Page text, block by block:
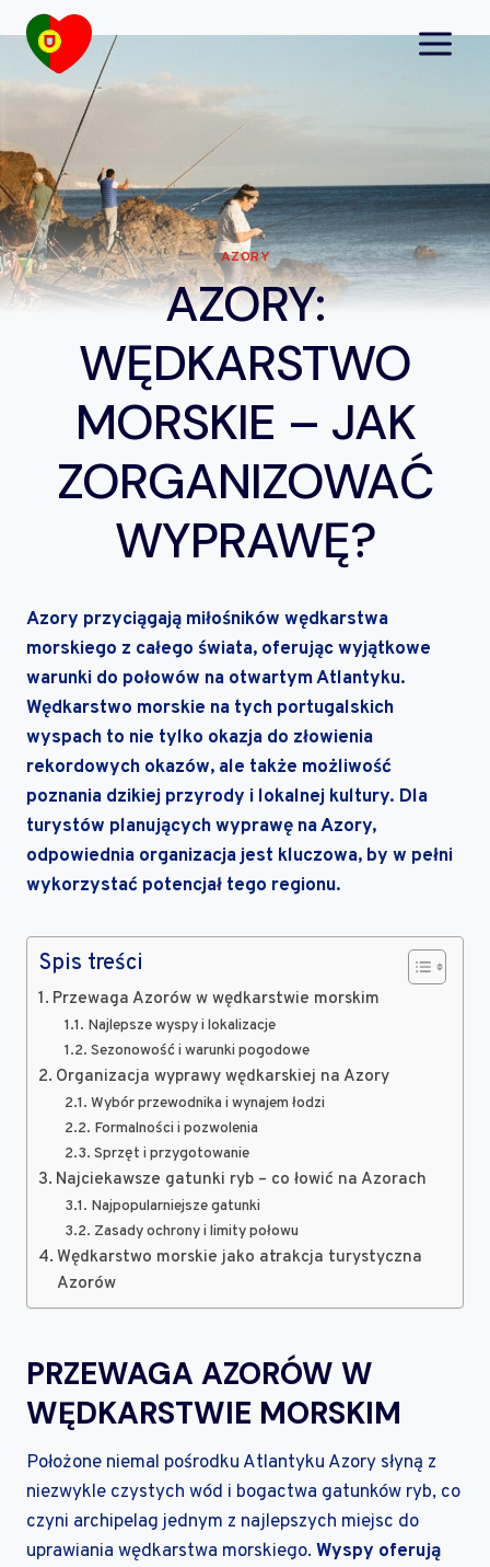
Przejdź
do
treści
AZORY
AZORY:
WĘDKARSTWO
MORSKIE – JAK
ZORGANIZOWAĆ
WYPRAWĘ?
Azory przyciągają miłośników wędkarstwa
morskiego z całego świata, oferując wyjątkowe
warunki do połowów na otwartym Atlantyku.
Wędkarstwo morskie na tych portugalskich
wyspach to nie tylko okazja do złowienia
rekordowych okazów, ale także możliwość
poznania dzikiej przyrody i lokalnej kultury. Dla
turystów planujących wyprawę na Azory,
odpowiednia organizacja jest kluczowa, by w pełni
wykorzystać potencjał tego regionu.
Spis treści
Przewaga Azorów w wędkarstwie morskim
Najlepsze wyspy i lokalizacje
Sezonowość i warunki pogodowe
Organizacja wyprawy wędkarskiej na Azory
Wybór przewodnika i wynajem łodzi
Formalności i pozwolenia
Sprzęt i przygotowanie
Najciekawsze gatunki ryb – co łowić na Azorach
Najpopularniejsze gatunki
Zasady ochrony i limity połowu
Wędkarstwo morskie jako atrakcja turystyczna
Azorów
PRZEWAGA AZORÓW W
WĘDKARSTWIE MORSKIM
Położone niemal pośrodku Atlantyku Azory słyną z
niezwykle czystych wód i bogactwa gatunków ryb, co
czyni archipelag jednym z najlepszych miejsc do
uprawiania wędkarstwa morskiego. Wyspy oferują